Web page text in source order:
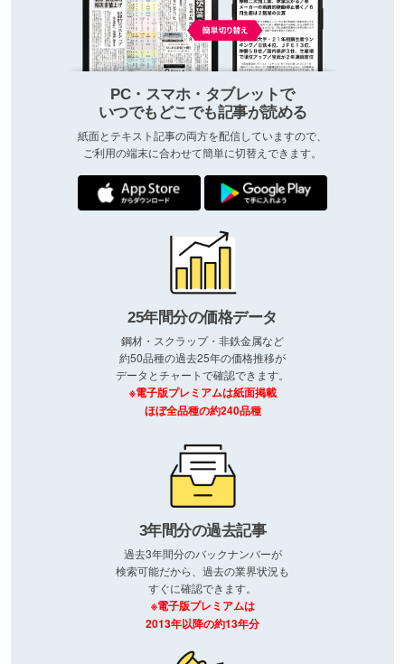
PC・スマホ・タブレットで
いつでもどこでも記事が読める
紙面とテキスト記事の両方を配信していますので、
ご利用の端末に合わせて簡単に切替えできます。
25年間分の価格データ
鋼材・スクラップ・非鉄金属など
約50品種の過去25年の価格推移が
データとチャートで確認できます。
※電子版プレミアムは紙面掲載
ほぼ全品種の約240品種
3年間分の過去記事
過去3年間分のバックナンバーが
検索可能だから、過去の業界状況も
すぐに確認できます。
※電子版プレミアムは
2013年以降の約13年分